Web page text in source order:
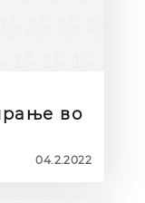
во
04.2.2022